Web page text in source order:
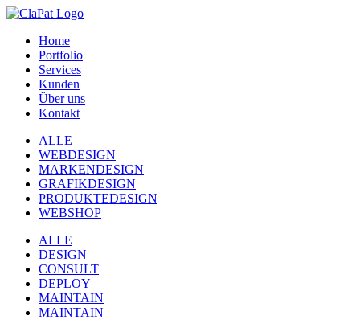
Home
Portfolio
Services
Kunden
Über uns
Kontakt
ALLE
WEBDESIGN
MARKENDESIGN
GRAFIKDESIGN
PRODUKTEDESIGN
WEBSHOP
ALLE
DESIGN
CONSULT
DEPLOY
MAINTAIN
MAINTAIN